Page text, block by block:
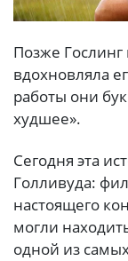
Позже Гослинг
вдохновляла
работы они
худшее».
Сегодня эта
Голливуда:
настоящего
могли
одной из